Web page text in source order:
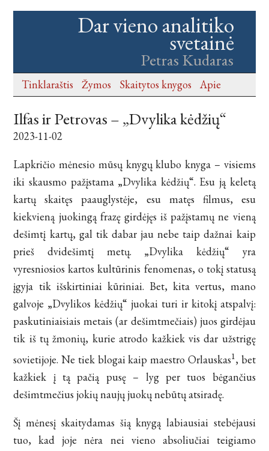
Dar vieno analitiko
svetainė
Petras Kudaras
Tinklaraštis Žymos Skaitytos knygos Apie
Ilfas ir Petrovas – „Dvylika kėdžių“
2023-11-02
Lapkričio mėnesio mūsų knygų klubo knyga – visiems
iki skausmo pažįstama „Dvylika kėdžių“. Esu ją keletą
kartų skaitęs paauglystėje, esu matęs filmus, esu
kiekvieną juokingą frazę girdėjęs iš pažįstamų ne vieną
dešimtį kartų, gal tik dabar jau nebe taip dažnai kaip
prieš dvidešimtį metų. „Dvylika kėdžių“ yra
vyresniosios kartos kultūrinis fenomenas, o tokį statusą
įgyja tik išskirtiniai kūriniai. Bet, kita vertus, mano
galvoje „Dvylikos kėdžių“ juokai turi ir kitokį atspalvį:
paskutiniaisiais metais (ar dešimtmečiais) juos girdėjau
tik iš tų žmonių, kurie atrodo kažkiek vis dar užstrigę
sovietijoje. Ne tiek blogai kaip maestro Orlauskas1, bet
kažkiek į tą pačią pusę – lyg per tuos bėgančius
dešimtmečius jokių naujų juokų nebūtų atsiradę.
Šį mėnesį skaitydamas šią knygą labiausiai stebėjausi
tuo, kad joje nėra nei vieno absoliučiai teigiamo